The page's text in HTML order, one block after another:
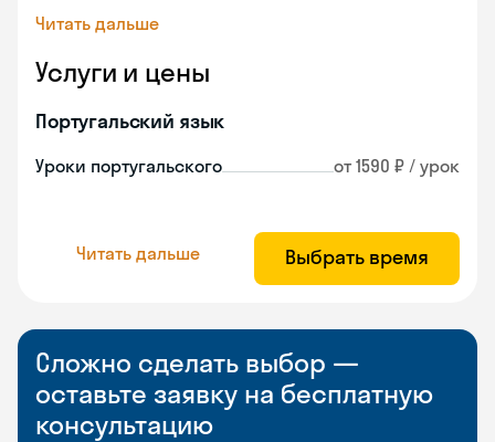
Читать дальше
Услуги и цены
Португальский язык
Уроки португальского от 1590 ₽ / урок
Читать дальше Выбрать время
Сложно сделать выбор —
оставьте заявку на бесплатную
консультацию